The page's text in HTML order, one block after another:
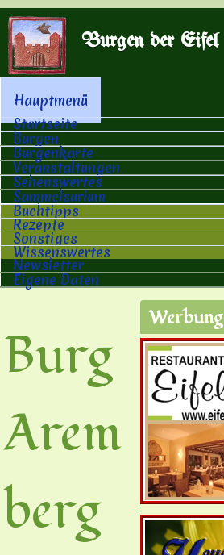
Burgen der Eifel
Hauptmenü
Hauptmenü
Startseite
Burgen
Burgenkarte
Veranstaltungen
Sehenswertes
Sammelsurium
Buchtipps
Rezepte
Sonstiges
Wissenswertes
Newsletter
Eigene Daten
Burg
Arem
berg
Werbung